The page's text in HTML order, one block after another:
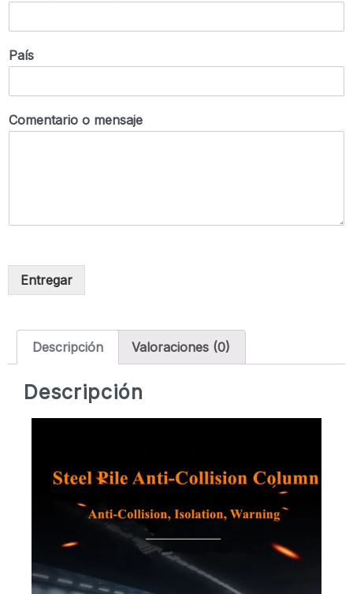
País
Comentario o mensaje
Entregar
Descripción Valoraciones (0)
Descripción